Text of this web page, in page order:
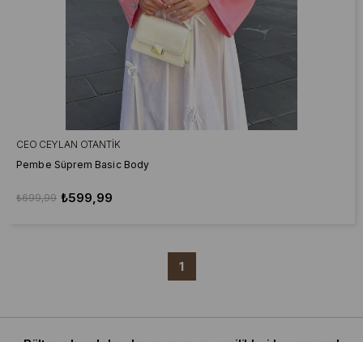
CEO CEYLAN OTANTIK
Pembe Süprem Basic Body
₺599,99
₺699,99
1